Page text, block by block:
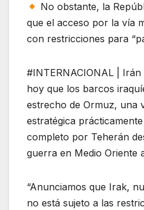
No obstante, la
que el acceso por la vía
con restricciones para
#INTERNACIONAL |
hoy que los barcos
estrecho de Ormuz, una
estratégica
completo por Teherán
guerra en Medio Oriente
“Anunciamos que Irak,
no está sujeto a las